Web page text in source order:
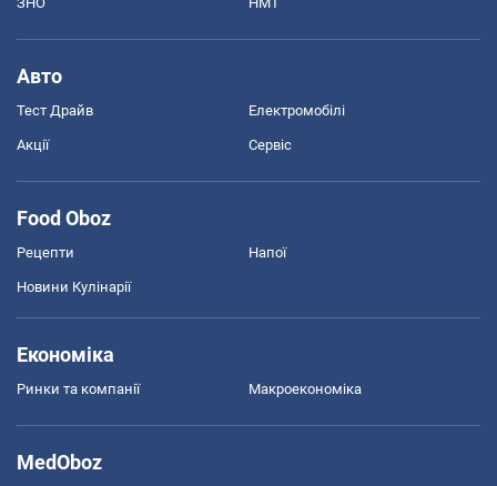
Авто
Тест Драйв Електромобілі
Акції Сервіс
Food Oboz
Рецепти Напої
Новини Кулінарії
Економіка
Ринки та компанії Макроекономіка
MedOboz